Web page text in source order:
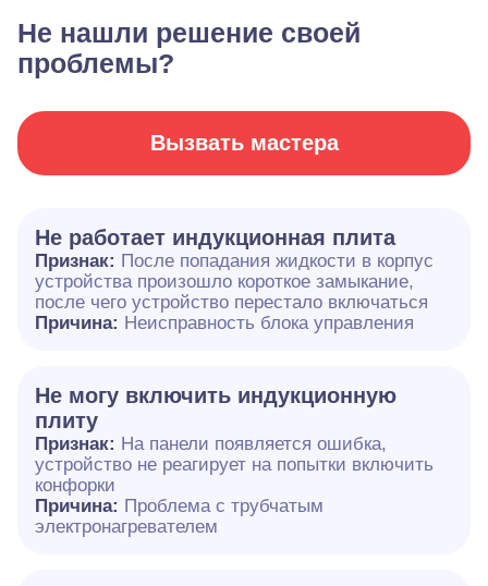
Не нашли решение своей
проблемы?
Вызвать мастера
Не работает индукционная плита
Признак: После попадания жидкости в корпус
устройства произошло короткое замыкание,
после чего устройство перестало включаться
Причина: Неисправность блока управления
Не могу включить индукционную
плиту
Признак: На панели появляется ошибка,
устройство не реагирует на попытки включить
конфорки
Причина: Проблема с трубчатым
электронагревателем